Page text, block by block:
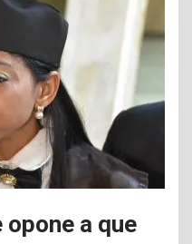
opone a que